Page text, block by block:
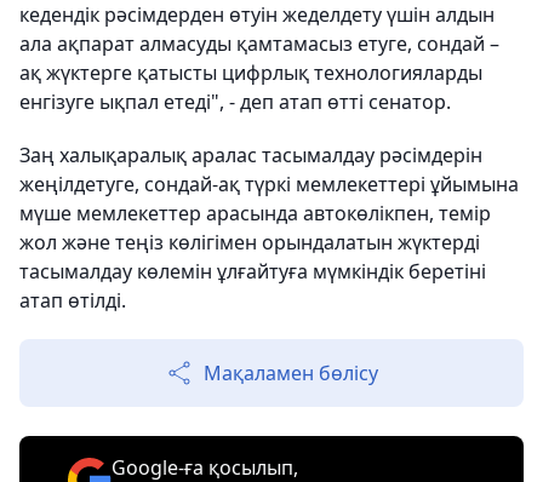
кедендік рәсімдерден өтуін жеделдету үшін алдын
ала ақпарат алмасуды қамтамасыз етуге, сондай –
ақ жүктерге қатысты цифрлық технологияларды
енгізуге ықпал етеді", - деп атап өтті сенатор.
Заң халықаралық аралас тасымалдау рәсімдерін
жеңілдетуге, сондай-ақ түркі мемлекеттері ұйымына
мүше мемлекеттер арасында автокөлікпен, темір
жол және теңіз көлігімен орындалатын жүктерді
тасымалдау көлемін ұлғайтуға мүмкіндік беретіні
атап өтілді.
Мақаламен бөлісу
Google-ға қосылып,